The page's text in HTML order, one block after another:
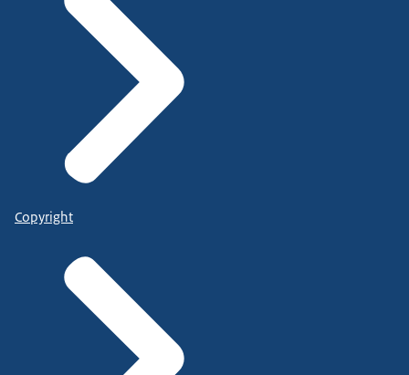
Copyright